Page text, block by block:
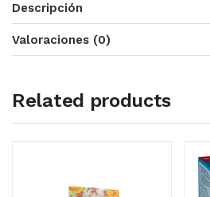
Descripción
Valoraciones (0)
Related products